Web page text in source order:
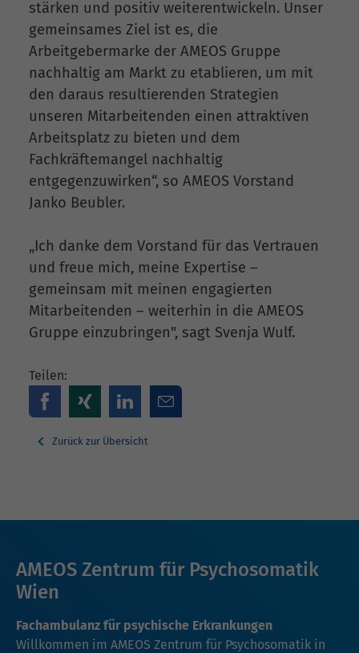
stärken und positiv weiterentwickeln. Unser
gemeinsames Ziel ist es, die
Arbeitgebermarke der AMEOS Gruppe
nachhaltig am Markt zu etablieren, um mit
den daraus resultierenden Strategien
unseren Mitarbeitenden einen attraktiven
Arbeitsplatz zu bieten und dem
Fachkräftemangel nachhaltig
entgegenzuwirken“, so AMEOS Vorstand
Janko Beubler.
„Ich danke dem Vorstand für das Vertrauen
und freue mich, meine Expertise –
gemeinsam mit meinen engagierten
Mitarbeitenden – weiterhin in die AMEOS
Gruppe einzubringen", sagt Svenja Wulf.
Teilen:
Zurück zur Übersicht
AMEOS Zentrum für Psychosomatik
Wien
Fachambulanz für psychische Erkrankungen
Willkommen im AMEOS Zentrum für Psychosomatik in